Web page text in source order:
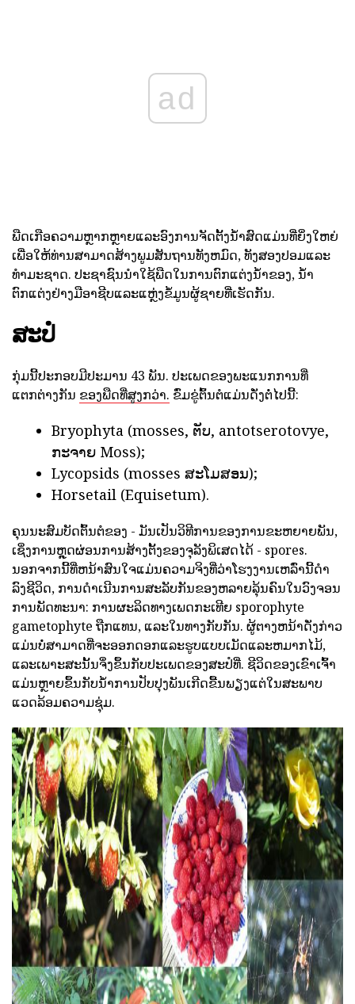
ad
ພືດເກືອຄວາມຫຼາກຫຼາຍແລະອົງການຈັດຕັ້ງນ້ໍາສົດແມ່ນທີ່ຍິ່ງໃຫຍ່
ເພື່ອໃຫ້ທ່ານສາມາດສ້າງພູມສັນຖານທັງຫມົດ, ທັງສອງປອມແລະ
ທໍາມະຊາດ. ປະຊາຊົນນໍາໃຊ້ພືດໃນການຕົກແຕ່ງນ້ໍາຂອງ, ນ້ໍາ
ຕົກແຕ່ງຢ່າງມືອາຊີບແລະແຫຼ່ງຂໍ້ມູນຜູ້ຊາຍທີ່ເຮັດກັນ.
ສະປໍ
ກຸ່ມນີ້ປະກອບມີປະມານ 43 ພັນ. ປະເພດຂອງພະແນກການທີ່
ແຕກຕ່າງກັນ ຂອງພືດທີ່ສູງກວ່າ. ຂົ່ມຂູ່ຕົ້ນຕໍແມ່ນດັ່ງຕໍ່ໄປນີ້:
Bryophyta (mosses, ຕັບ, antotserotovye,
ກະຈາຍ Moss);
Lycopsids (mosses ສະໂມສອນ);
Horsetail (Equisetum).
ຄຸນນະສົມບັດຕົ້ນຕໍຂອງ - ມັນເປັນວິທີການຂອງການຂະຫຍາຍພັນ,
ເຊິ່ງການຫຼຸດຜ່ອນການສ້າງຕັ້ງຂອງຈຸລັງພິເສດໄດ້ - spores.
ນອກຈາກນີ້ທີ່ຫນ້າສົນໃຈແມ່ນຄວາມຈິງທີ່ວ່າໂຮງງານເຫລົ່ານີ້ດໍາ
ລົງຊີວິດ, ການດໍາເນີນການສະລັບກັນຂອງຫລາຍລຸ້ນຄົນໃນວົງຈອນ
ການພັດທະນາ: ການຜະລິດທາງເພດກະເທີຍ sporophyte
gametophyte ຖືກແທນ, ແລະໃນທາງກັບກັນ. ຜູ້ຕາງຫນ້າດັ່ງກ່າວ
ແມ່ນບໍ່ສາມາດທີ່ຈະອອກດອກແລະຮູບແບບເມັດແລະຫມາກໄມ້,
ແລະເພາະສະນັ້ນຈຶ່ງຂຶ້ນກັບປະເພດຂອງສະປໍທີ່. ຊີວິດຂອງເຂົາເຈົ້າ
ແມ່ນຫຼາຍຂຶ້ນກັບນ້ໍາການປັບປຸງພັນເກີດຂື້ນພຽງແຕ່ໃນສະພາບ
ແວດລ້ອມຄວາມຊຸ່ມ.